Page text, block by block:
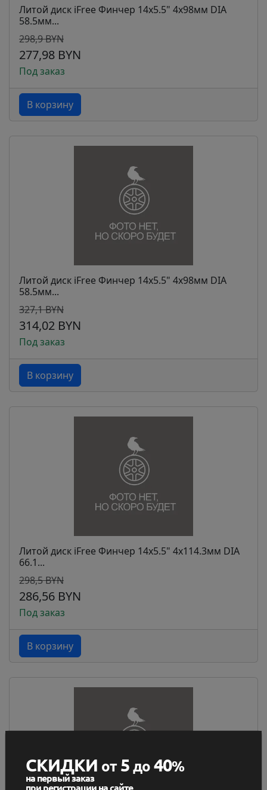
Литой диск iFree Финчер 14x5.5" 4x98мм DIA
58.5мм...
298,9 BYN
277,98 BYN
Под заказ
В корзину
Литой диск iFree Финчер 14x5.5" 4x98мм DIA
58.5мм...
327,1 BYN
314,02 BYN
Под заказ
В корзину
Литой диск iFree Финчер 14x5.5" 4x114.3мм DIA
66.1...
298,5 BYN
286,56 BYN
Под заказ
В корзину
СКИДКИ от5до40%
на первый заказ
при регистрации на сайте